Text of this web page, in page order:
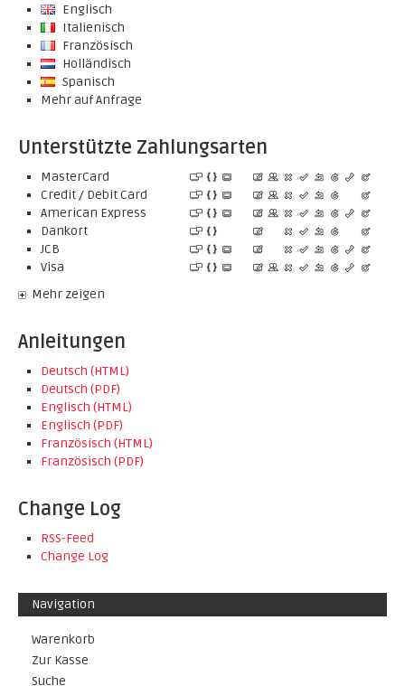
Englisch
Italienisch
Französisch
Holländisch
Spanisch
Mehr auf Anfrage
Unterstützte Zahlungsarten
MasterCard
Credit / Debit Card
American Express
Dankort
JCB
Visa
Mehr zeigen
Anleitungen
Deutsch (HTML)
Deutsch (PDF)
Englisch (HTML)
Englisch (PDF)
Französisch (HTML)
Französisch (PDF)
Change Log
RSS-Feed
Change Log
Navigation
Warenkorb
Zur Kasse
Suche